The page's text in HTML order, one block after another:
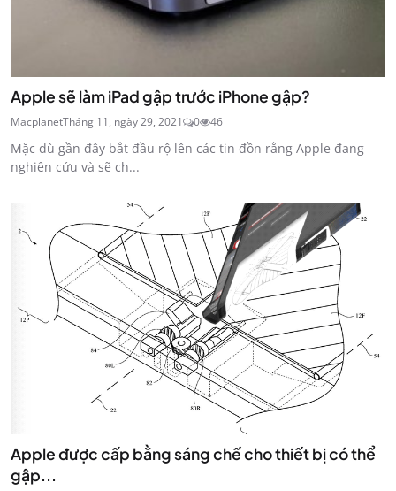
Apple sẽ làm iPad gập trước iPhone gập?
MacplanetTháng 11, ngày 29, 2021 0 46
Mặc dù gần đây bắt đầu rộ lên các tin đồn rằng Apple đang
nghiên cứu và sẽ ch...
Apple được cấp bằng sáng chế cho thiết bị có thể
gập...